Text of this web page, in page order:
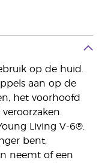
op de huid.
aan op de
het voorhoofd
Living V-6®.
bent,
neemt of een